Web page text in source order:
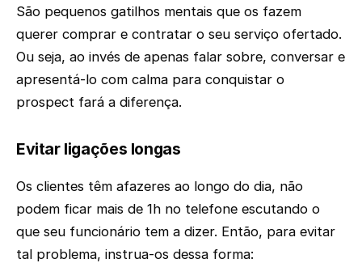
São pequenos gatilhos mentais que os fazem
querer comprar e contratar o seu serviço ofertado.
Ou seja, ao invés de apenas falar sobre, conversar e
apresentá-lo com calma para conquistar o
prospect fará a diferença.
Evitar ligações longas
Os clientes têm afazeres ao longo do dia, não
podem ficar mais de 1h no telefone escutando o
que seu funcionário tem a dizer. Então, para evitar
tal problema, instrua-os dessa forma: